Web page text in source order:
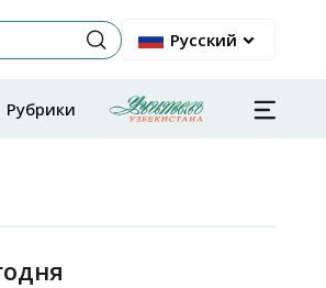
Русский
Рубрики